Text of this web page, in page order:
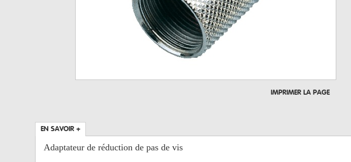
IMPRIMER LA PAGE
EN SAVOIR +
Adaptateur de réduction de pas de vis